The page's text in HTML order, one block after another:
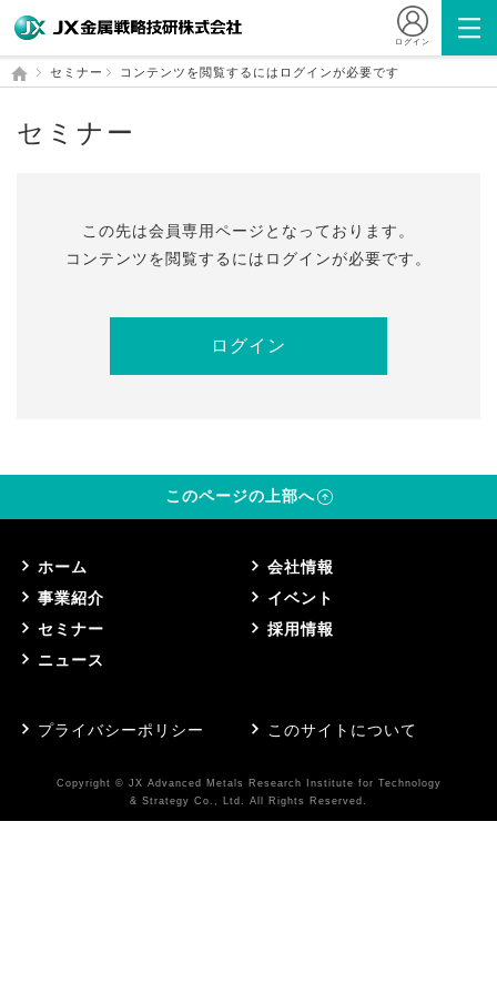
ログイン
セミナー コンテンツを閲覧するにはログインが必要です
セミナー
この先は会員専⽤ページとなっております。
コンテンツを閲覧するにはログインが必要です。
ログイン
このページの上部へ
ホーム
会社情報
事業紹介
イベント
セミナー
採用情報
ニュース
プライバシーポリシー このサイトについて
Copyright © JX Advanced Metals Research Institute for Technology
& Strategy Co., Ltd. All Rights Reserved.